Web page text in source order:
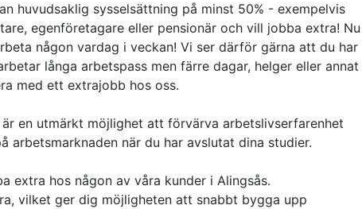
huvudsaklig sysselsättning på minst 50% - exempelvis
egenföretagare eller pensionär och vill jobba extra! Nu
någon vardag i veckan! Vi ser därför gärna att du har
långa arbetspass men färre dagar, helger eller annat
med ett extrajobb hos oss.
en utmärkt möjlighet att förvärva arbetslivserfarenhet
arbetsmarknaden när du har avslutat dina studier.
extra hos någon av våra kunder i Alingsås.
vilket ger dig möjligheten att snabbt bygga upp